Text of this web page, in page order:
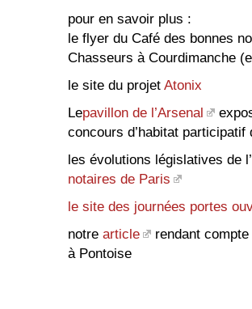
pour en savoir plus :
le flyer du Café des bonnes
Chasseurs à Courdimanche
le site du projet Atonix
Lepavillon de l’Arsenal
concours d’habitat
les évolutions législatives de
notaires de Paris
le site des journées portes
notre article
rendant
à Pontoise